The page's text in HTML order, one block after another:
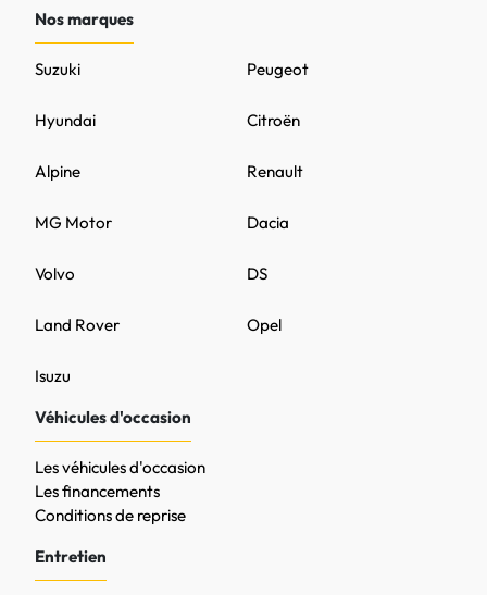
Nos marques
Peugeot
DS
MG Motor
Citroën
Opel
Volvo
Renault
Hyundai
Land Rover
Dacia
Alpine
Isuzu
Suzuki
Véhicules d'occasion
Les véhicules d'occasion
Les financements
Conditions de reprise
Entretien